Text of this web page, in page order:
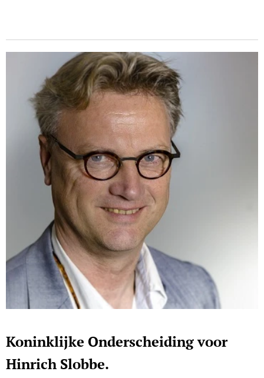
Koninklijke Onderscheiding voor
Hinrich Slobbe.